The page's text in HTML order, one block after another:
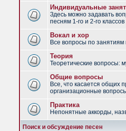
Индивидуальные
Здесь можно задавать
песням 1-го и 2-го классов
Вокал и хор
Все вопросы по
Теория
Теоретические вопросы:
Общие вопросы
Все, что касается общих
организационные
Практика
Непонятные аккорды,
Поиск и обсуждение песен